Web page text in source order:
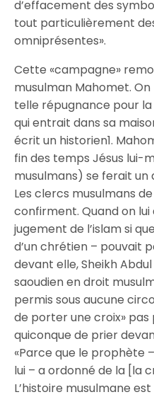
d’effacement des
tout particulièrement
omniprésentes».
Cette «campagne»
musulman Mahomet. On
telle répugnance pour
qui entrait dans sa
écrit un historien1.
fin des temps Jésus lui-
musulmans) se ferait un
Les clercs musulmans
confirment. Quand on
jugement de l’islam si
d’un chrétien – pouvait
devant elle, Sheikh
saoudien en droit
permis sous aucune
de porter une croix» pas
quiconque de prier
«Parce que le prophète
lui – a ordonné de la [la
L’histoire musulmane